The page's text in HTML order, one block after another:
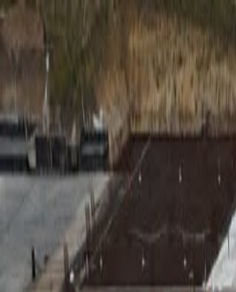
RADIO SOMEȘ
Categorii
EmisiuniPodcastIstoric melodii